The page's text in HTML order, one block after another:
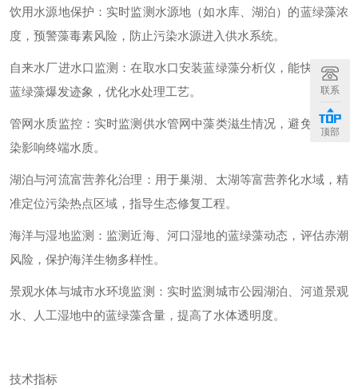
饮用水源地保护：实时监测水源地（如水库、湖泊）的蓝绿藻浓
度，预警藻毒素风险，防止污染水源进入供水系统。
自来水厂进水口监测：在取水口安装蓝绿藻分析仪，能快速识别
蓝绿藻爆发迹象，优化水处理工艺。
管网水质监控：实时监测供水管网中藻类滋生情况，避免二次污
染影响终端水质。
湖泊与河流富营养化治理：用于巢湖、太湖等富营养化水域，精
准定位污染热点区域，指导生态修复工程。
海洋与湿地监测：监测近海、河口湿地的蓝绿藻动态，评估赤潮
风险，保护海洋生物多样性。
景观水体与城市水环境监测：实时监测城市公园湖泊、河道景观
水、人工湿地中的蓝绿藻含量，提高了水体透明度。
技术指标
联系
顶部